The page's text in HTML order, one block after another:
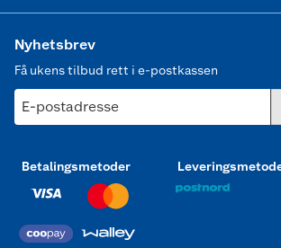
Nyhetsbrev
Få ukens tilbud rett i e-postkassen
E-postadresse
Betalingsmetoder